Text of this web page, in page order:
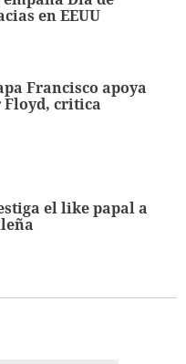
en EEUU
Francisco apoya
Floyd, critica
el like papal a